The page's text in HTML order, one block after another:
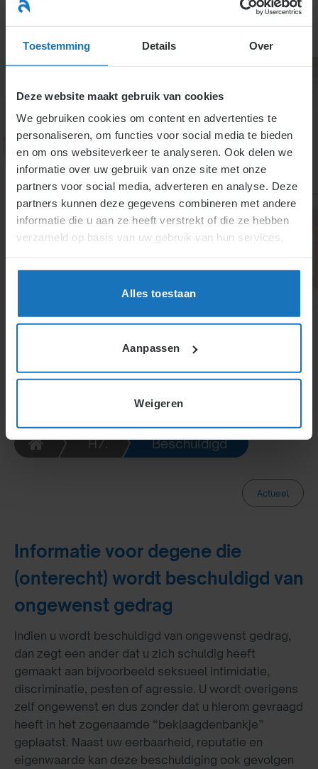
Toestemming Details Over
Deze website maakt gebruik van cookies
We gebruiken cookies om content en advertenties te
personaliseren, om functies voor social media te bieden
en om ons websiteverkeer te analyseren. Ook delen we
informatie over uw gebruik van onze site met onze
partners voor social media, adverteren en analyse. Deze
partners kunnen deze gegevens combineren met andere
informatie die u aan ze heeft verstrekt of die ze hebben
verzameld op basis van uw gebruik van hun services.
Alles toestaan
Aanpassen
Weigeren
naar
inhoud
7. (Onterecht)
beschuldigd van
ongewenst gedrag
H7. Beschuldigd
Actueel
Informatie voor degene die
(onterecht) wordt beschuldigd van
ongewenst gedrag
Indien u wordt beschuldigd van ongewenst gedrag,
dan zegt een ander dat u zich schuldig heeft
gemaakt aan bijvoorbeeld seksueel intimidatie,
discriminatie, pesten of agressie. U wordt overigens
zelf ongewenst en dus zonder dat u hierom gevraagd
heeft in het zogenaamde “beklaagdenbankje”
geplaatst. Naast uw eerbaarheid, reputatie en
eigenwaarde kan deze beschuldiging ook gevolgen